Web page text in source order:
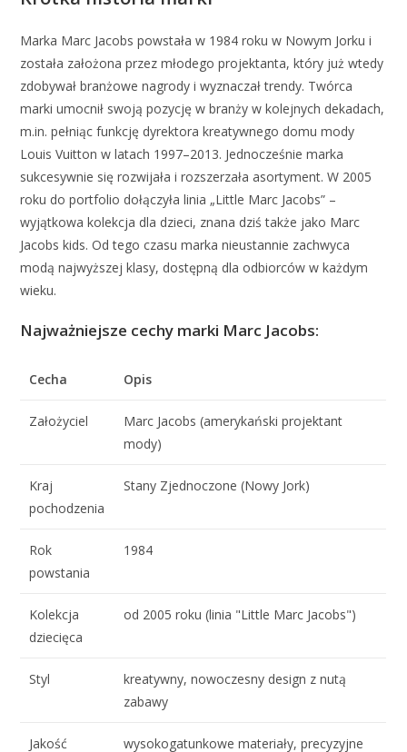
Marka Marc Jacobs powstała w 1984 roku w Nowym Jorku i
została założona przez młodego projektanta, który już wtedy
zdobywał branżowe nagrody i wyznaczał trendy. Twórca
marki umocnił swoją pozycję w branży w kolejnych dekadach,
m.in. pełniąc funkcję dyrektora kreatywnego domu mody
Louis Vuitton w latach 1997–2013. Jednocześnie marka
sukcesywnie się rozwijała i rozszerzała asortyment. W 2005
roku do portfolio dołączyła linia „Little Marc Jacobs” –
wyjątkowa kolekcja dla dzieci, znana dziś także jako Marc
Jacobs kids. Od tego czasu marka nieustannie zachwyca
modą najwyższej klasy, dostępną dla odbiorców w każdym
wieku.
Najważniejsze cechy marki Marc Jacobs:
Cecha Opis
Założyciel
Marc Jacobs (amerykański projektant
mody)
Kraj
pochodzenia
Stany Zjednoczone (Nowy Jork)
Rok
powstania
1984
Kolekcja
dziecięca
od 2005 roku (linia "Little Marc Jacobs")
Styl
kreatywny, nowoczesny design z nutą
zabawy
Jakość
wysokogatunkowe materiały, precyzyjne